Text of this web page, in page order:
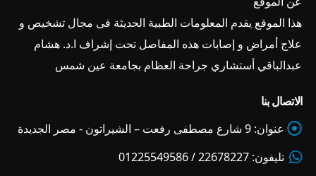
هذا الموقع يقدم المعلومات الطبية الحديثة فى مجال تشخيص و
علاج أمراض و إصابات هذه المفاصل تحت إشراف ا.د. هشام
عبدالباقي أستشاري جراحة العظام بجامعة عين شمس
الاتصال بنا
عنوان: 9 شارع مصطفى رفعت – الشيراتون - مصر الجديدة
تليفون: 22678227 / 01225549586